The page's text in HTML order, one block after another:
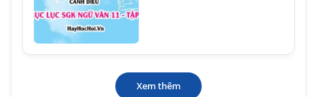
Xem thêm